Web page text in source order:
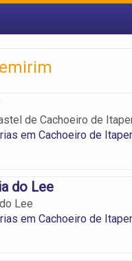
de Cachoeiro de
em Cachoeiro de
do Lee
Lee
em Cachoeiro de